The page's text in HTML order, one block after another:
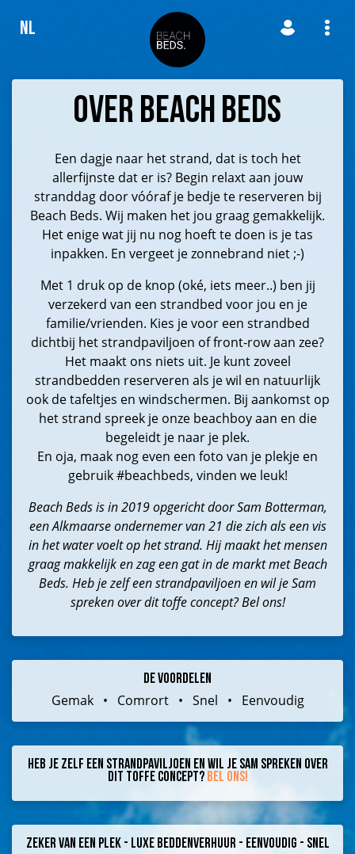
NL
Over BEACH BEDS
Een dagje naar het strand, dat is toch het
allerfijnste dat er is? Begin relaxt aan jouw
stranddag door vóóraf je bedje te reserveren bij
Beach Beds. Wij maken het jou graag gemakkelijk.
Het enige wat jij nu nog hoeft te doen is je tas
inpakken. En vergeet je zonnebrand niet ;-)
Met 1 druk op de knop (oké, iets meer..) ben jij
verzekerd van een strandbed voor jou en je
familie/vrienden. Kies je voor een strandbed
dichtbij het strandpaviljoen of front-row aan zee?
Het maakt ons niets uit. Je kunt zoveel
strandbedden reserveren als je wil en natuurlijk
ook de tafeltjes en windschermen. Bij aankomst op
het strand spreek je onze beachboy aan en die
begeleidt je naar je plek.
En oja, maak nog even een foto van je plekje en
gebruik #beachbeds, vinden we leuk!
Beach Beds is in 2019 opgericht door Sam Botterman,
een Alkmaarse ondernemer van 21 die zich als een vis
in het water voelt op het strand. Hij maakt het mensen
graag makkelijk en zag een gat in de markt met Beach
Beds. Heb je zelf een strandpaviljoen en wil je Sam
spreken over dit toffe concept? Bel ons!
De voordelen
Gemak Comrort Snel Eenvoudig
Heb je zelf een strandpaviljoen en wil je Sam spreken over
dit toffe concept? Bel ons!
Zeker van een plek - Luxe beddenverhuur - Eenvoudig - Snel